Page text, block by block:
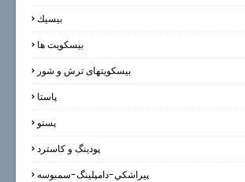
بيسيك
بیسکویت ها
بیسکویتهای ترش و شور
پاستا
پستو
پودینگ و کاسترد
پيراشكي-دامپلينگ-سمبوسه